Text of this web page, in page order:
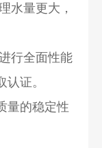
水量更大，
行全面性能
证。
量的稳定性